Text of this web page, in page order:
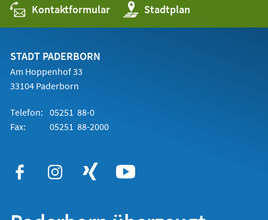
Kontaktformular Stadtplan
(Öffnet
in
einem
STADT PADERBORN
Am Hoppenhof 33
33104 Paderborn
Telefon: 05251 88-0
Fax:
05251 88-2000